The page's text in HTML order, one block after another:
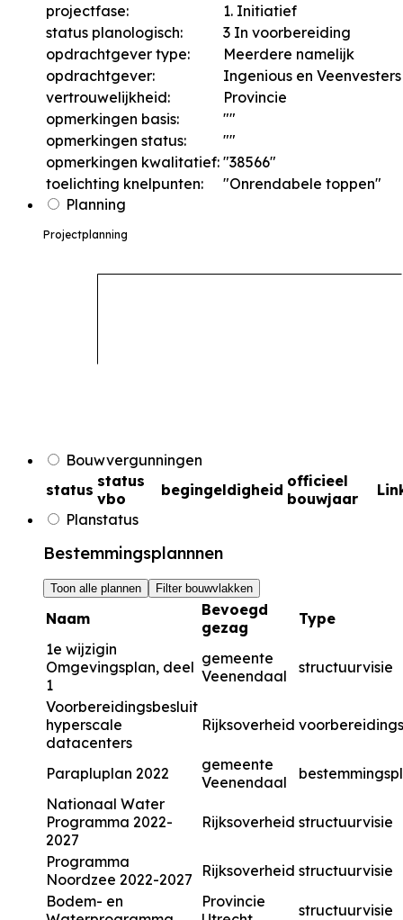
projectfase:
1. Initiatief
status planologisch:
3 In voorbereiding
opdrachtgever type:
Meerdere namelijk
opdrachtgever:
Ingenious en Veenvesters
vertrouwelijkheid:
Provincie
opmerkingen basis:
""
opmerkingen status:
""
opmerkingen kwalitatief: "38566"
toelichting knelpunten:
"Onrendabele toppen"
Planning
Projectplanning
Bouwvergunningen
status status
vbo
begingeldigheid officieel
bouwjaar
Planstatus
Bestemmingsplannnen
Toon alle plannen Filter bouwvlakken
Naam
Bevoegd
gezag
Type
1e wijzigin
Omgevingsplan, deel
1
gemeente
Veenendaal
structuurvisie
Voorbereidingsbesluit
hyperscale
datacenters
Rijksoverheid
Parapluplan 2022
gemeente
Veenendaal
Nationaal Water
Programma 2022-
2027
Rijksoverheid structuurvisie
Programma
Noordzee 2022-2027
Rijksoverheid structuurvisie
Bodem- en
Provincie
structuurvisie